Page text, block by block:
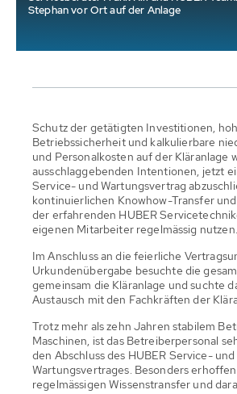
Stephan vor Ort auf der Anlage
Schutz der getätigten Investitionen,
Betriebssicherheit und kalkulierbare
und Personalkosten auf der Kläranlage
ausschlaggebenden Intentionen, jetzt
Service- und Wartungsvertrag
kontinuierlichen Knowhow-Transfer
der erfahrenden HUBER
eigenen Mitarbeiter regelmässig nutzen.
Im Anschluss an die feierliche
Urkun­denübergabe besuchte die
gemeinsam die Kläranlage und suchte
Austausch mit den Fachkräften der
Trotz mehr als zehn Jahren stabilem
Maschinen, ist das Betreiberpersonal
den Abschluss des HUBER Service- und
Wartungsvertrages. Besonders
regelmässigen Wissenstransfer und